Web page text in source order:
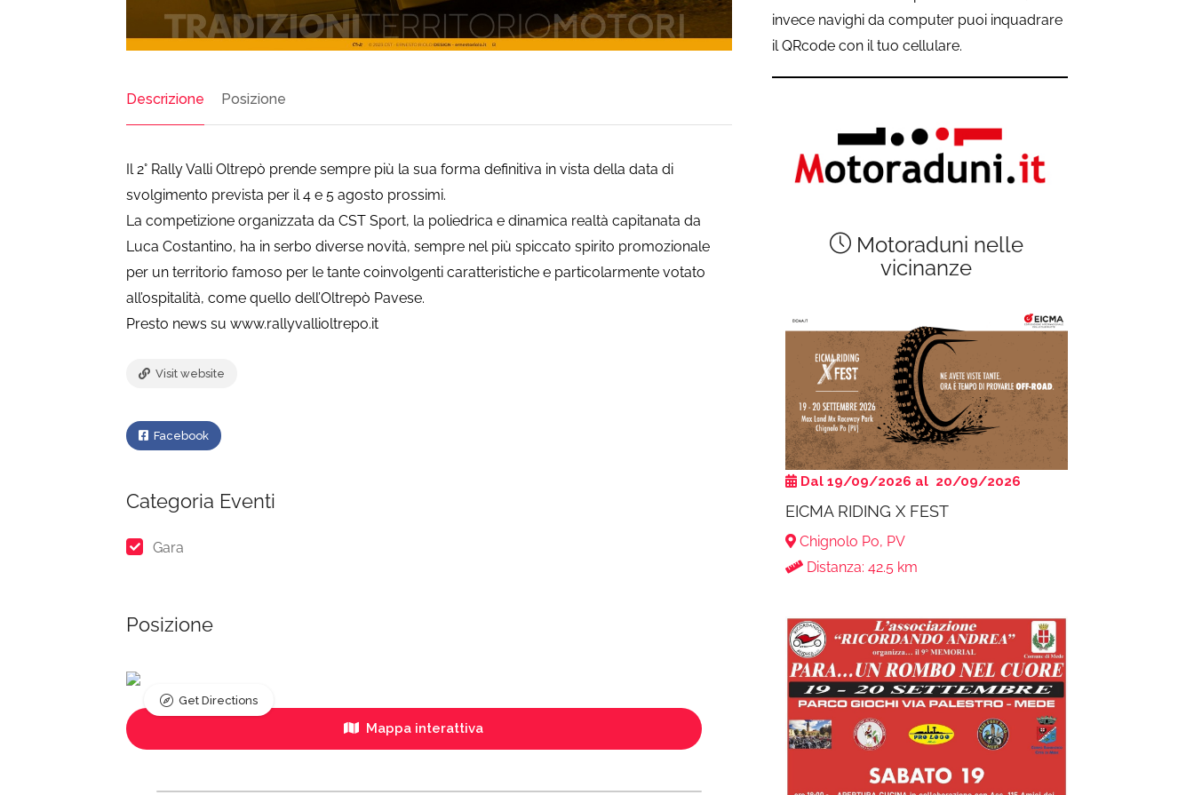
Descrizione Posizione
Il 2° Rally Valli Oltrepò prende sempre più la sua forma definitiva in vista della data di
svolgimento prevista per il 4 e 5 agosto prossimi.
La competizione organizzata da CST Sport, la poliedrica e dinamica realtà capitanata da
Luca Costantino, ha in serbo diverse novità, sempre nel più spiccato spirito promozionale
per un territorio famoso per le tante coinvolgenti caratteristiche e particolarmente votato
all’ospitalità, come quello dell’Oltrepò Pavese.
Presto news su www.rallyvallioltrepo.it
Visit website
Facebook
Categoria Eventi
Gara
Posizione
Mappa interattiva
Get Directions
invece navighi da computer puoi inquadrare
il QRcode con il tuo cellulare.
Motoraduni nelle
vicinanze
Dal 19/09/2026 al 20/09/2026
EICMA RIDING X FEST
Chignolo Po, PV
Distanza: 42.5 km